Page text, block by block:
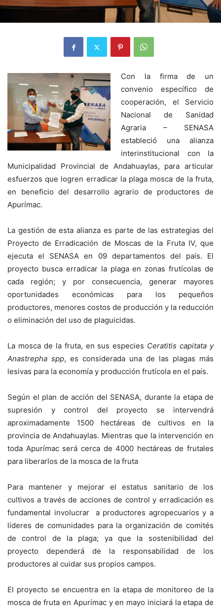
Con la firma de un
convenio específico de
cooperación, el Servicio
Nacional de Sanidad
Agraria – SENASA
estableció una alianza
interinstitucional con la
Municipalidad Provincial de Andahuaylas, para articular
esfuerzos que logren erradicar la plaga mosca de la fruta,
en beneficio del desarrollo agrario de productores de
Apurímac.
La gestión de esta alianza es parte de las estrategias del
Proyecto de Erradicación de Moscas de la Fruta IV, que
ejecuta el SENASA en 09 departamentos del país. El
proyecto busca erradicar la plaga en zonas frutícolas de
cada región; y por consecuencia, generar mayores
oportunidades económicas para los pequeños
productores, menores costos de producción y la reducción
o eliminación del uso de plaguicidas.
La mosca de la fruta, en sus especies Ceratitis capitata y
Anastrepha spp, es considerada una de las plagas más
lesivas para la economía y producción frutícola en el país.
Según el plan de acción del SENASA, durante la etapa de
supresión y control del proyecto se intervendrá
aproximadamente 1500 hectáreas de cultivos en la
provincia de Andahuaylas. Mientras que la intervención en
toda Apurímac será cerca de 4000 hectáreas de frutales
para liberarlos de la mosca de la fruta
Para mantener y mejorar el estatus sanitario de los
cultivos a través de acciones de control y erradicación es
fundamental involucrar a productores agropecuarios y a
líderes de comunidades para la organización de comités
de control de la plaga; ya que la sostenibilidad del
proyecto dependerá de la responsabilidad de los
productores al cuidar sus propios campos.
El proyecto se encuentra en la etapa de monitoreo de la
mosca de fruta en Apurímac y en mayo iniciará la etapa de